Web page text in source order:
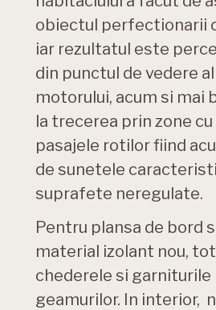
obiectul perfectionarii
iar rezultatul este
din punctul de vedere
motorului, acum si mai
la trecerea prin zone
pasajele rotilor fiind
de sunetele
suprafete neregulate.
Pentru plansa de bord
material izolant nou,
chederele si
geamurilor. In interior,